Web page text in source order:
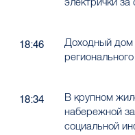
18:46
Доходный дом
18:34
В крупном
набережной
социальной